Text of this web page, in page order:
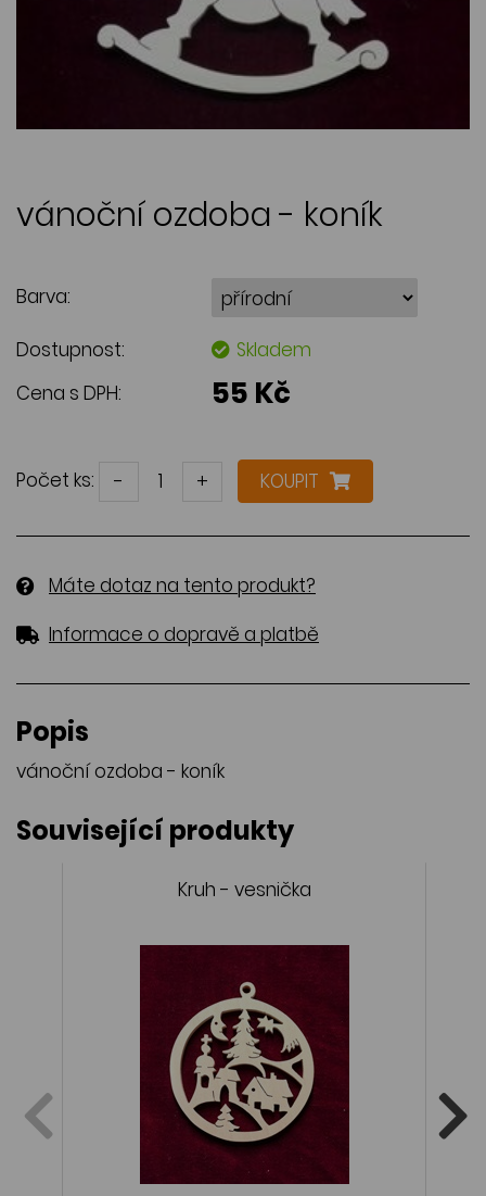
vánoční ozdoba - koník
Barva:
Dostupnost:
Skladem
Cena s DPH:
55 Kč
Počet ks: - + KOUPIT
Máte dotaz na tento produkt?
Informace o dopravě a platbě
Popis
vánoční ozdoba - koník
Související produkty
Kruh - vesnička